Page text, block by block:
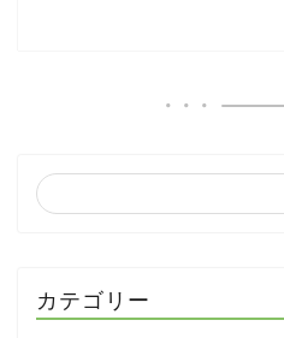
カテゴリー